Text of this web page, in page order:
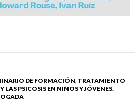
DE FORMACIÓN, TRATAMIENTO
LAS PSICOSIS EN NIÑOS Y JÓVENES.